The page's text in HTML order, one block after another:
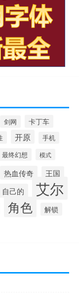
剑网 卡丁车
开原 手机
最终幻想 模式
热血传奇 王国
自己的 艾尔
角色 解锁